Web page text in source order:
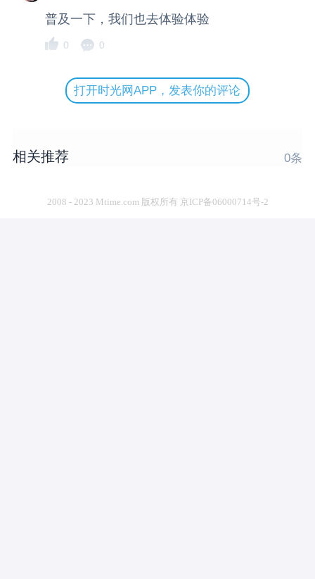
普及一下，我们也去体验体验
0 0
打开时光网APP，发表你的评论
相关推荐 0条
2008 - 2023 Mtime.com 版权所有 京ICP备06000714号-2